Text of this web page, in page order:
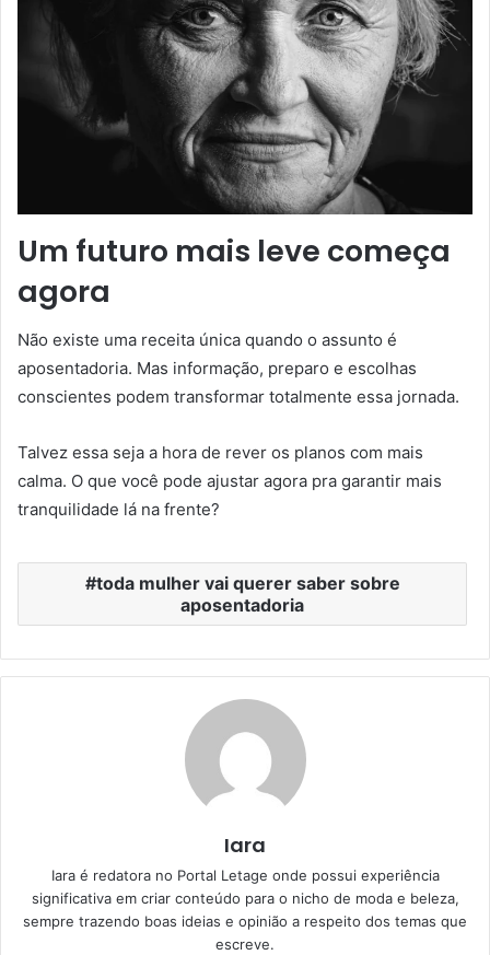
Um futuro mais leve começa
agora
Não existe uma receita única quando o assunto é
aposentadoria. Mas informação, preparo e escolhas
conscientes podem transformar totalmente essa jornada.
Talvez essa seja a hora de rever os planos com mais
calma. O que você pode ajustar agora pra garantir mais
tranquilidade lá na frente?
toda mulher vai querer saber sobre
aposentadoria
Iara
Iara é redatora no Portal Letage onde possui experiência
significativa em criar conteúdo para o nicho de moda e beleza,
sempre trazendo boas ideias e opinião a respeito dos temas que
escreve.